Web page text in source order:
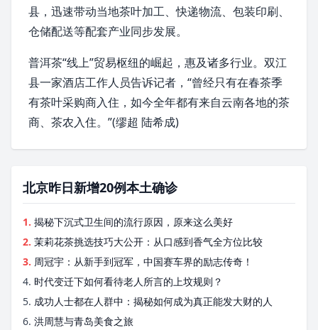
县，迅速带动当地茶叶加工、快递物流、包装印刷、
仓储配送等配套产业同步发展。
普洱茶“线上”贸易枢纽的崛起，惠及诸多行业。双江
县一家酒店工作人员告诉记者，“曾经只有在春茶季
有茶叶采购商入住，如今全年都有来自云南各地的茶
商、茶农入住。”(缪超 陆希成)
北京昨日新增20例本土确诊
1. 揭秘下沉式卫生间的流行原因，原来这么美好
2. 茉莉花茶挑选技巧大公开：从口感到香气全方位比较
3. 周冠宇：从新手到冠军，中国赛车界的励志传奇！
4. 时代变迁下如何看待老人所言的上坟规则？
5. 成功人士都在人群中：揭秘如何成为真正能发大财的人
6. 洪周慧与青岛美食之旅